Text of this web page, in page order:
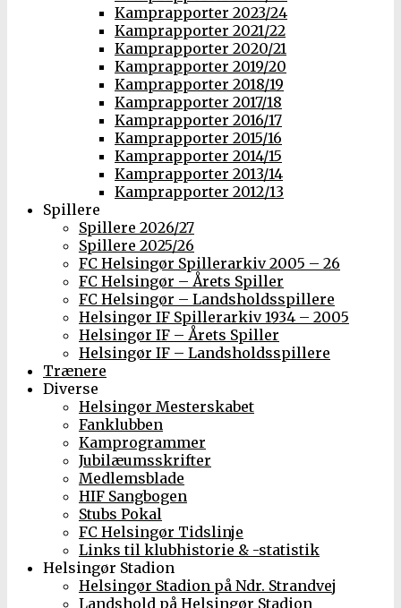
Kamprapporter 2023/24
Kamprapporter 2021/22
Kamprapporter 2020/21
Kamprapporter 2019/20
Kamprapporter 2018/19
Kamprapporter 2017/18
Kamprapporter 2016/17
Kamprapporter 2015/16
Kamprapporter 2014/15
Kamprapporter 2013/14
Kamprapporter 2012/13
Spillere
Spillere 2026/27
Spillere 2025/26
FC Helsingør Spillerarkiv 2005 – 26
FC Helsingør – Årets Spiller
FC Helsingør – Landsholdsspillere
Helsingør IF Spillerarkiv 1934 – 2005
Helsingør IF – Årets Spiller
Helsingør IF – Landsholdsspillere
Trænere
Diverse
Helsingør Mesterskabet
Fanklubben
Kamprogrammer
Jubilæumsskrifter
Medlemsblade
HIF Sangbogen
Stubs Pokal
FC Helsingør Tidslinje
Links til klubhistorie & -statistik
Helsingør Stadion
Helsingør Stadion på Ndr. Strandvej
Landshold på Helsingør Stadion